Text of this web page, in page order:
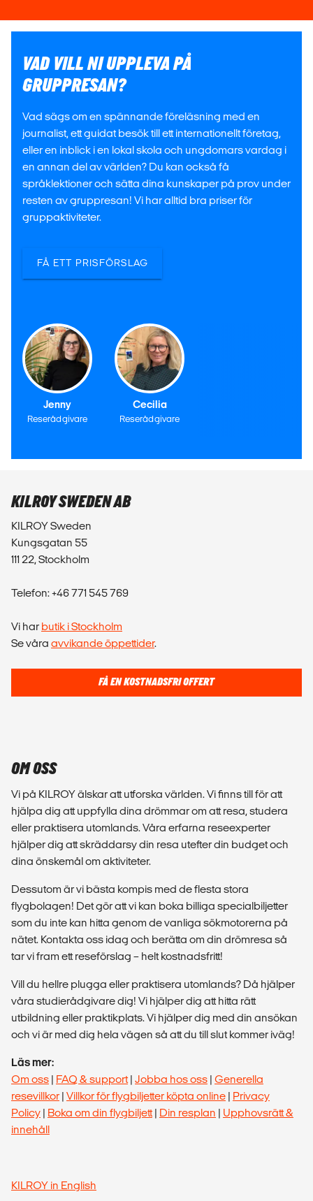
VAD VILL NI UPPLEVA PÅ
GRUPPRESAN?
Vad sägs om en spännande föreläsning med en
journalist, ett guidat besök till ett internationellt företag,
eller en inblick i en lokal skola och ungdomars vardag i
en annan del av världen? Du kan också få
språklektioner och sätta dina kunskaper på prov under
resten av gruppresan! Vi har alltid bra priser för
gruppaktiviteter.
FÅ ETT PRISFÖRSLAG
Jenny
Reserådgivare
Cecilia
Reserådgivare
KILROY SWEDEN AB
KILROY Sweden
Kungsgatan 55
111 22, Stockholm
Telefon: +46 771 545 769
Vi har butik i Stockholm
Se våra avvikande öppettider.
FÅ EN KOSTNADSFRI OFFERT
OM OSS
Vi på KILROY älskar att utforska världen. Vi finns till för att
hjälpa dig att uppfylla dina drömmar om att resa, studera
eller praktisera utomlands. Våra erfarna reseexperter
hjälper dig att skräddarsy din resa utefter din budget och
dina önskemål om aktiviteter.
Dessutom är vi bästa kompis med de flesta stora
flygbolagen! Det gör att vi kan boka billiga specialbiljetter
som du inte kan hitta genom de vanliga sökmotorerna på
nätet. Kontakta oss idag och berätta om din drömresa så
tar vi fram ett reseförslag – helt kostnadsfritt!
Vill du hellre plugga eller praktisera utomlands? Då hjälper
våra studierådgivare dig! Vi hjälper dig att hitta rätt
utbildning eller praktikplats. Vi hjälper dig med din ansökan
och vi är med dig hela vägen så att du till slut kommer iväg!
Läs mer:
Om oss | FAQ & support| Jobba hos oss | Generella
resevillkor | Villkor för flygbiljetter köpta online | Privacy
Policy | Boka om din flygbiljett| Din resplan | Upphovsrätt &
innehåll
KILROY in English